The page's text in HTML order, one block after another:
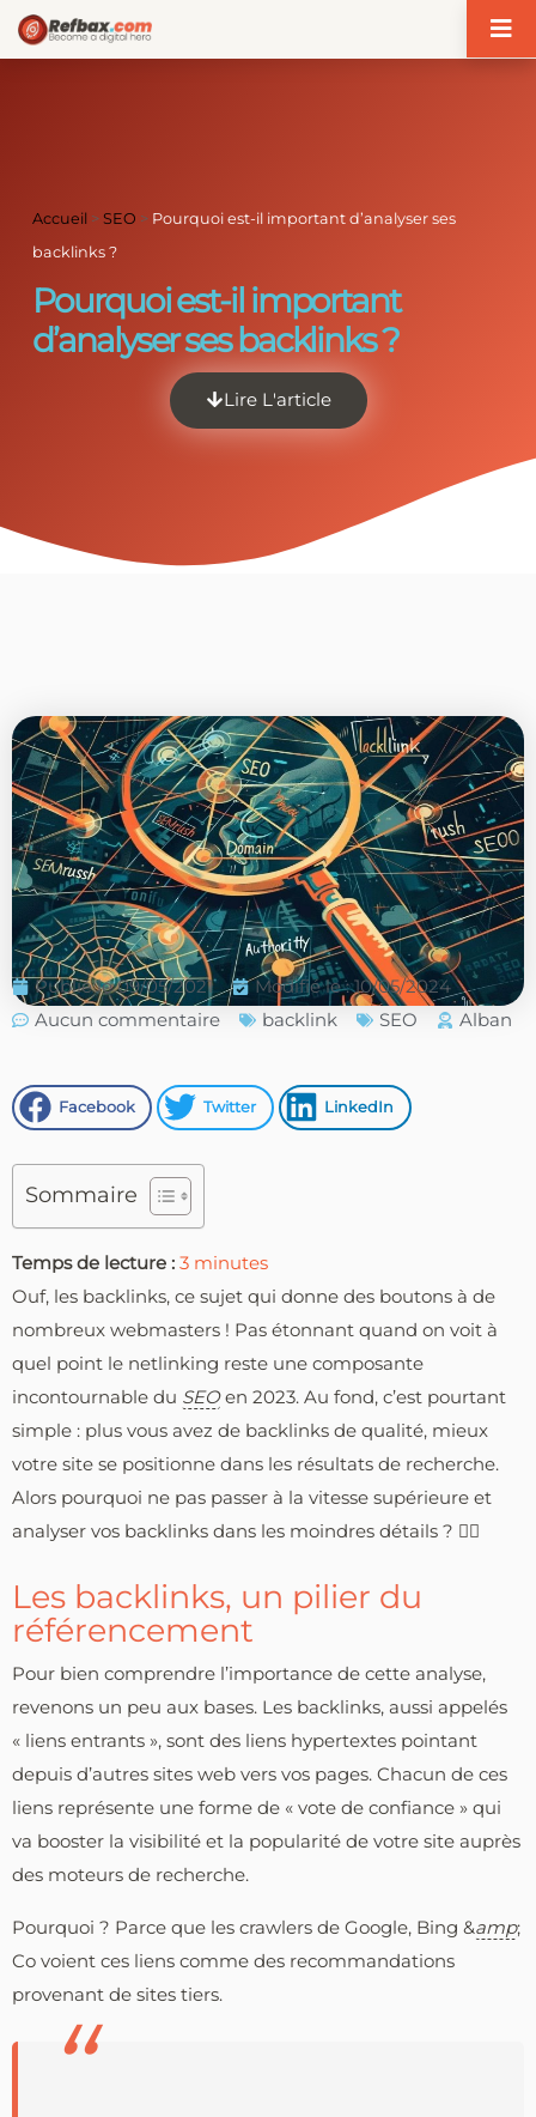
Accueil >SEO > Pourquoi est-il important d’analyser ses
backlinks ?
Pourquoi est-il important
d’analyser ses backlinks ?
Lire L'article
Publié le 09/05/2021
Modifié le : 10/05/2024
Aucun commentaire
backlink SEO Alban
Facebook Twitter LinkedIn
Sommaire
Temps de lecture : 3 minutes
Ouf, les backlinks, ce sujet qui donne des boutons à de
nombreux webmasters ! Pas étonnant quand on voit à
quel point le netlinking reste une composante
incontournable du SEOen 2023. Au fond, c’est pourtant
simple : plus vous avez de backlinks de qualité, mieux
votre site se positionne dans les résultats de recherche.
Alors pourquoi ne pas passer à la vitesse supérieure et
analyser vos backlinks dans les moindres détails ? 🕵️‍♀️
Les backlinks, un pilier du
référencement
Pour bien comprendre l’importance de cette analyse,
revenons un peu aux bases. Les backlinks, aussi appelés
« liens entrants », sont des liens hypertextes pointant
depuis d’autres sites web vers vos pages. Chacun de ces
liens représente une forme de « vote de confiance » qui
va booster la visibilité et la popularité de votre site auprès
des moteurs de recherche.
Pourquoi ? Parce que les crawlers de Google, Bing &amp;
Co voient ces liens comme des recommandations
provenant de sites tiers.
Panneau de gestion des cookies